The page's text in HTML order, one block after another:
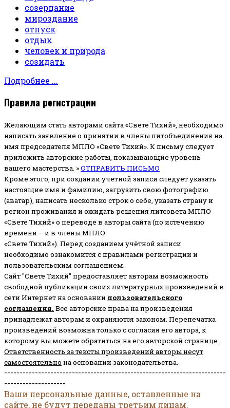
созерцание
мироздание
отпуск
отдых
человек и природа
созидать
Подробнее ...
Правила регистрации
Желающим стать авторами сайта «Свете Тихий», необходимо
написать заявление о принятии в члены литобъединения на
имя председателя МПЛО «Свете Тихий». К письму следует
приложить авторские работы, показывающие уровень
вашего мастерства. »ОТПРАВИТЬ ПИСЬМО
Кроме этого, при создании учетной записи следует указать
настоящие имя и фамилию, загрузить свою фотографию
(аватар), написать несколько строк о себе, указать страну и
регион проживания и ожидать решения литсовета МПЛО
«Свете Тихий» о переводе в авторы сайта (по истечению
времени – и в члены МПЛО
«Свете Тихий»). Перед созданием учётной записи
необходимо ознакомится с правилами регистрации и
пользовательским соглашением.
Сайт "Свете Тихий" предоставляет авторам возможность
свободной публикации своих литературных произведений в
сети Интернет на основании пользовательского
соглашения. Все авторские права на произведения
принадлежат авторам и охраняются законом. Перепечатка
произведений возможна только с согласия его автора, к
которому вы можете обратиться на его авторской странице.
Ответственность за тексты произведений авторы несут
самостоятельно на основании законодательства.
------------------------------------------------------------------------
--------------------
Ваши персональные данные, оставленные на
сайте, не будут переданы третьим лицам.